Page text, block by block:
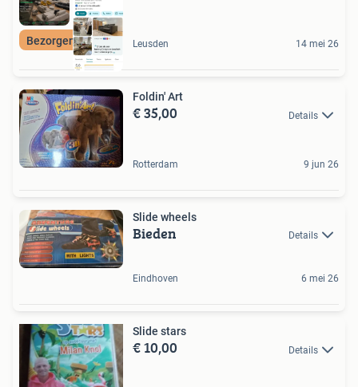
Bezorgen Mogelijk Leusden 14 mei 26
Foldin' Art
€ 35,00 Details
Rotterdam 9 jun 26
Slide wheels
Bieden Details
Eindhoven 6 mei 26
Slide stars
€ 10,00 Details